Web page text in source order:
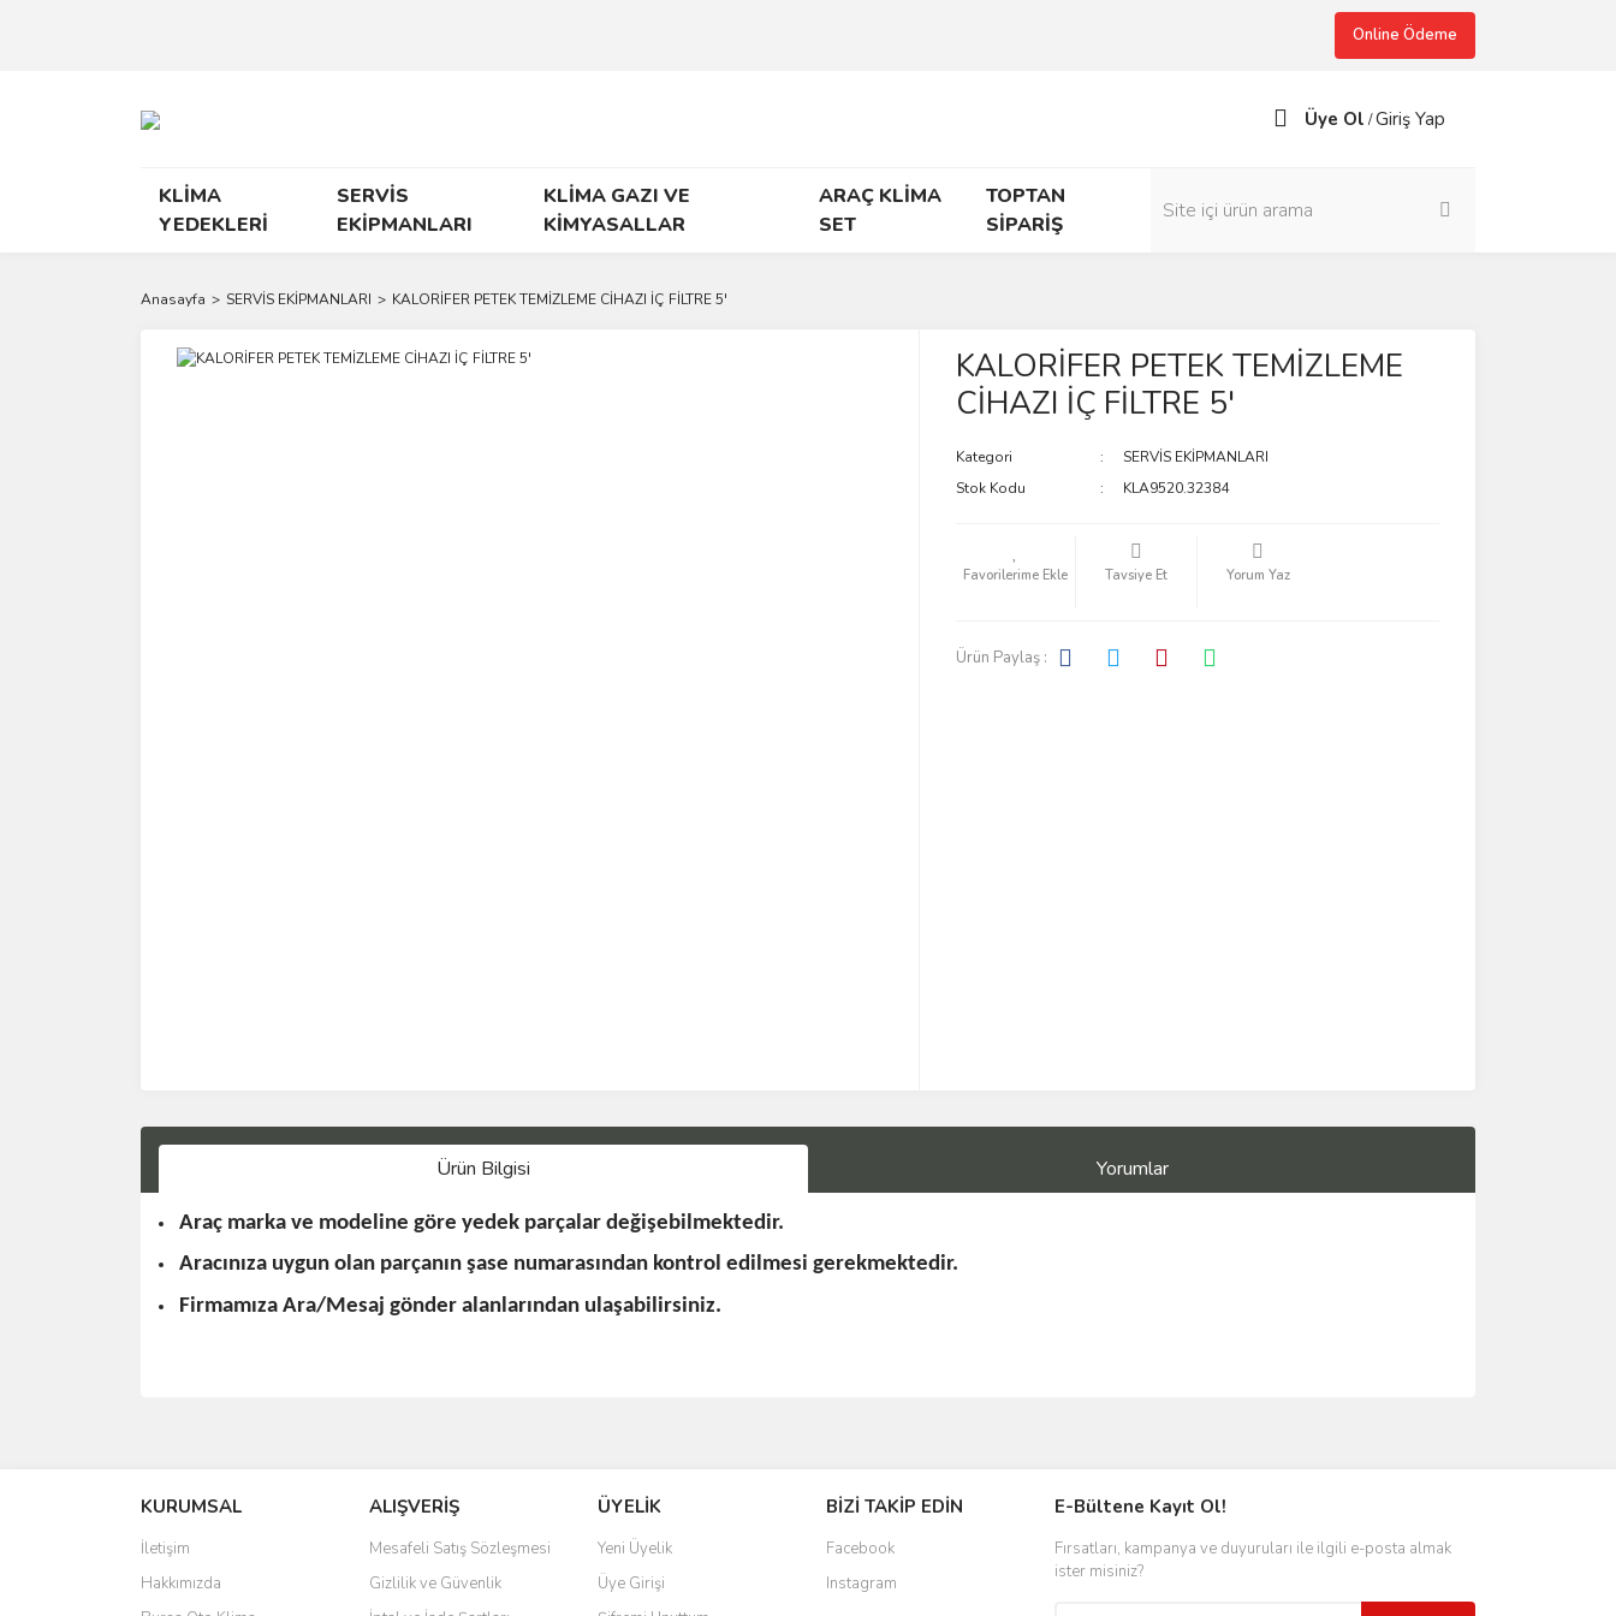
Online Ödeme
Üye Ol /Giriş Yap
KLİMA
YEDEKLERİ
SERVİS
EKİPMANLARI
KLİMA GAZI VE
KİMYASALLAR
ARAÇ KLİMA
SET
TOPTAN
SİPARİŞ
Anasayfa SERVİS EKİPMANLARI KALORİFER PETEK TEMİZLEME CİHAZI İÇ FİLTRE 5'
KALORİFER PETEK TEMİZLEME
CİHAZI İÇ FİLTRE 5'
Kategori
SERVİS EKİPMANLARI
Stok Kodu
KLA9520.32384
Tavsiye Et Yorum Yaz
Ürün Paylaş :
Ürün Bilgisi Yorumlar
Araç marka ve modeline göre yedek parçalar değişebilmektedir.
Aracınıza uygun olan parçanın şase numarasından kontrol edilmesi gerekmektedir.
Firmamıza Ara/Mesaj gönder alanlarından ulaşabilirsiniz.
Yorum Yaz
KURUMSAL
İletişim
Hakkımızda
ALIŞVERİŞ
Mesafeli Satış Sözleşmesi
Gizlilik ve Güvenlik
ÜYELİK
Yeni Üyelik
Üye Girişi
BİZİ TAKİP EDİN
Facebook
Instagram
E-Bültene Kayıt Ol!
Fırsatları, kampanya ve duyuruları ile ilgili e-posta almak
ister misiniz?